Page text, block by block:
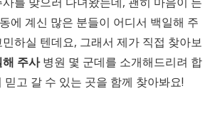
에 계신 많은 분들이 어디서 백일해 주
하실 텐데요, 그래서 제가 직접 찾아보
주사병원 몇 군데를 소개해드리려 합
믿고 갈 수 있는 곳을 함께 찾아봐요!